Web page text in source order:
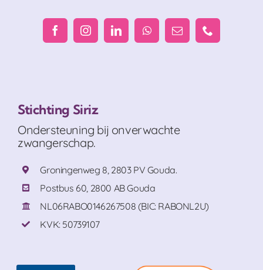
Stichting Siriz
Ondersteuning bij onverwachte
zwangerschap.
Groningenweg 8, 2803 PV Gouda.
Postbus 60, 2800 AB Gouda
NL06RABO0146267508 (BIC: RABONL2U)
KVK: 50739107